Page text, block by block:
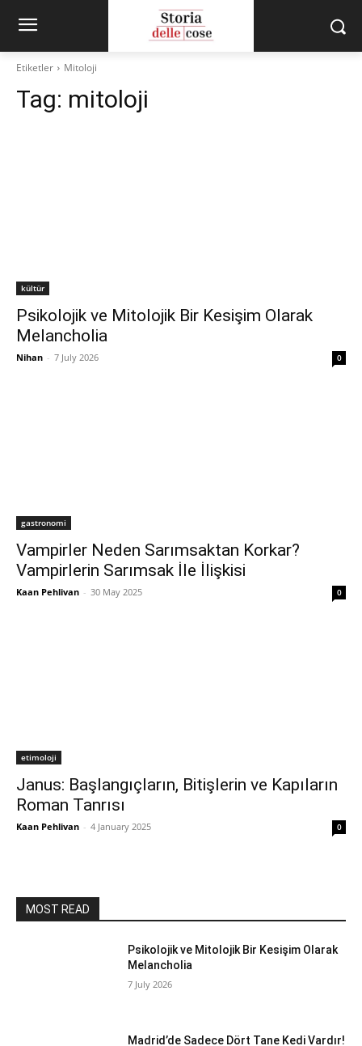
Etiketler Mitoloji
Tag: mitoloji
kültür
Psikolojik ve Mitolojik Bir Kesişim Olarak
Melancholia
Nihan - 7 July 2026 0
gastronomi
Vampirler Neden Sarımsaktan Korkar?
Vampirlerin Sarımsak İle İlişkisi
Kaan Pehlivan - 30 May 2025 0
etimoloji
Janus: Başlangıçların, Bitişlerin ve Kapıların
Roman Tanrısı
Kaan Pehlivan - 4 January 2025 0
MOST READ
Psikolojik ve Mitolojik Bir Kesişim Olarak
Melancholia
7 July 2026
Madrid’de Sadece Dört Tane Kedi Vardır!